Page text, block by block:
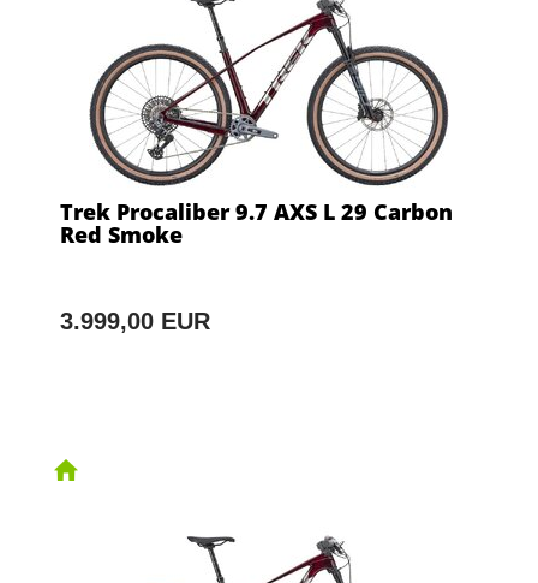
Trek Procaliber 9.7 AXS L 29 Carbon
Red Smoke
3.999,00 EUR